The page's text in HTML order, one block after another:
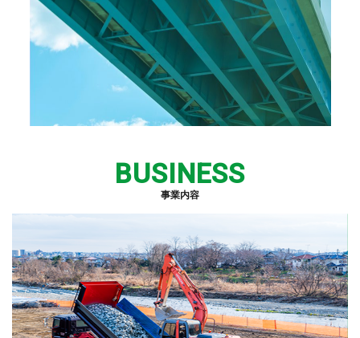
BUSINESS
事業内容